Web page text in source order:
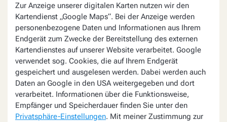
Zur Anzeige unserer digitalen Karten nutzen wir den
Kartendienst „Google Maps“. Bei der Anzeige werden
personenbezogene Daten und Informationen aus Ihrem
Endgerät zum Zwecke der Bereitstellung des externen
Kartendienstes auf unserer Website verarbeitet. Google
verwendet sog. Cookies, die auf Ihrem Endgerät
gespeichert und ausgelesen werden. Dabei werden auch
Daten an Google in den USA weitergegeben und dort
verarbeitet. Informationen über die Funktionsweise,
Empfänger und Speicherdauer finden Sie unter den
Privatsphäre-Einstellungen. Mit meiner Zustimmung zur